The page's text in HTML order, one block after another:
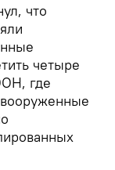
что
четыре
где